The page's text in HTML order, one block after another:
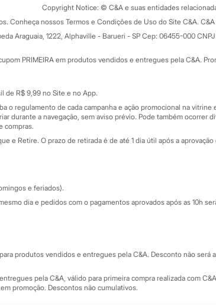
Formas de
Todas as vantagens
Minha C&A
Cupons de desconto
Copyright Notice: © C&A e suas entidades
Conheça nossos Termos e Condições de Uso do Site C&A.
Araguaia, 1222, Alphaville - Barueri - SP Cep: 06455-000
PRIMEIRA em produtos vendidos e entregues pela C&A.
de R$ 9,99 no Site e no App.
o regulamento de cada campanha e ação promocional na
durante a navegação, sem aviso prévio. Pode também
compras.
e Retire. O prazo de retirada é de até 1 dia útil após a
e feriados).
dia e pedidos com o pagamentos aprovados após as 10h
produtos vendidos e entregues pela C&A. Desconto não
pela C&A, válido para primeira compra realizada com
promoção. Descontos não cumulativos.